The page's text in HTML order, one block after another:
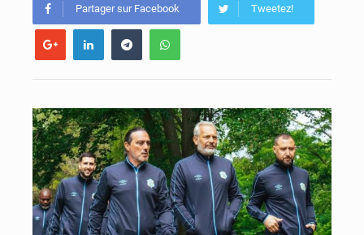
Partager sur Facebook Tweetez!